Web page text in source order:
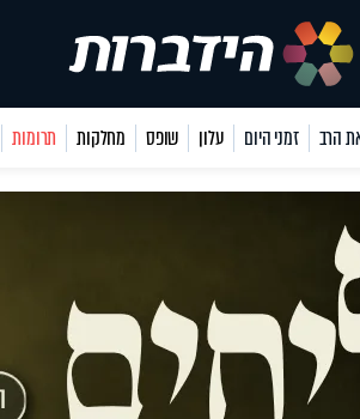
הרב זמני היום עלון שופס מחלקות תרומות